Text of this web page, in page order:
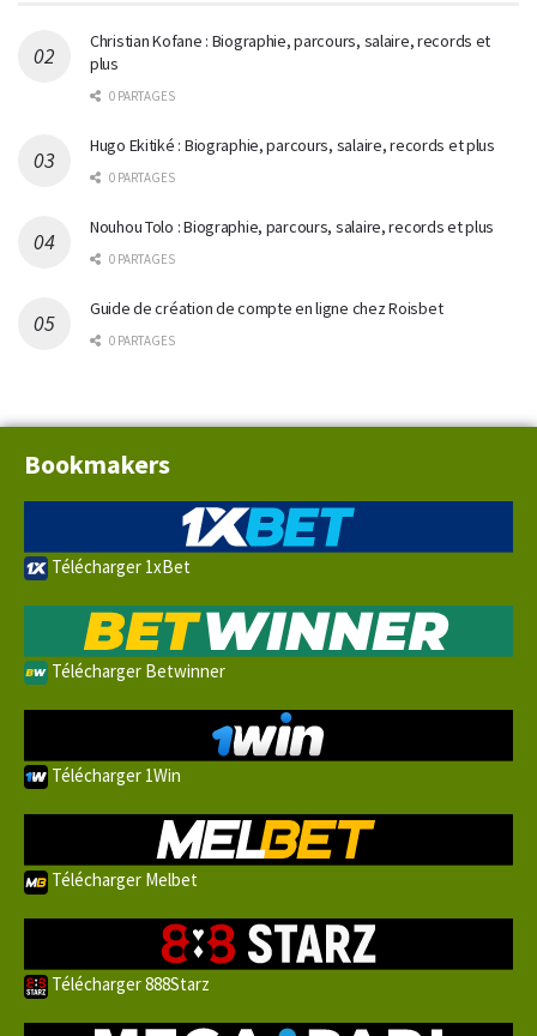
Christian Kofane : Biographie, parcours, salaire, records et
plus
0 PARTAGES
Hugo Ekitiké : Biographie, parcours, salaire, records et plus
0 PARTAGES
Nouhou Tolo : Biographie, parcours, salaire, records et plus
0 PARTAGES
Guide de création de compte en ligne chez Roisbet
0 PARTAGES
Bookmakers
Télécharger 1xBet
Télécharger Betwinner
Télécharger 1Win
Télécharger Melbet
Télécharger 888Starz